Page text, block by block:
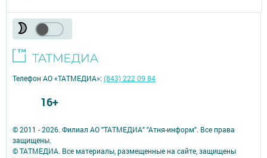
© 2011 - 2026. Филиал АО "ТАТМЕДИА" "Атня-информ". Все права
защищены.
© ТАТМЕДИА. Все материалы, размещенные на сайте, защищены
Телефон АО «ТАТМЕДИА»:(843) 222 09 84
16+